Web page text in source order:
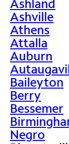
Ashland
Ashville
Athens
Attalla
Auburn
Baileyton
Berry
Bessemer
Negro